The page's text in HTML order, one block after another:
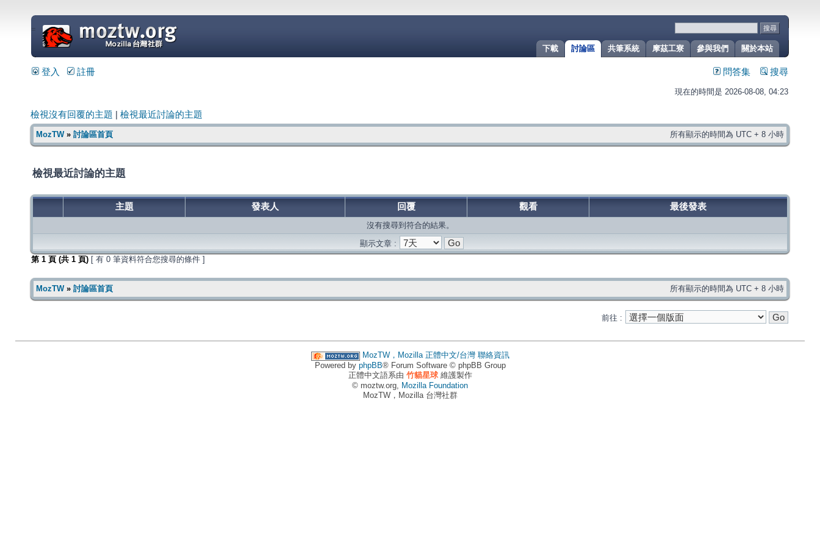
關於本站
參與我們
摩茲工寮
共筆系統
討論區
下載
=
登入 註冊 問答集 搜尋
現在的時間是 2026-08-08, 04:23
檢視沒有回覆的主題 檢視最近討論的主題
MozTW» 討論區首頁 所有顯示的時間為 UTC + 8 小時
檢視最近討論的主題
主題 發表人 回覆 觀看 最後發表
沒有搜尋到符合的結果。
顯示文章 :
第 1 頁 (共 1 頁) [ 有 0 筆資料符合您搜尋的條件 ]
MozTW» 討論區首頁 所有顯示的時間為 UTC + 8 小時
前往 :
MozTW，Mozilla 正體中文/台灣 聯絡資訊
Powered by phpBB® Forum Software © phpBB Group
正體中文語系由 竹貓星球維護製作
© moztw.org, Mozilla Foundation
MozTW，Mozilla 台灣社群